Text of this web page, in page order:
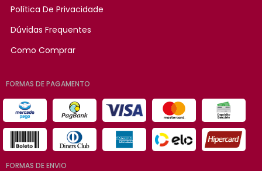
Política De Privacidade
Dúvidas Frequentes
Como Comprar
FORMAS DE PAGAMENTO
FORMAS DE ENVIO